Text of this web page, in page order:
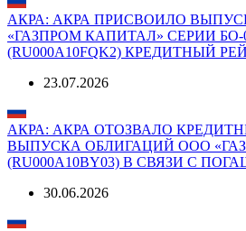
АКРА: АКРА ПРИСВОИЛО
«ГАЗПРОМ КАПИТАЛ» СЕРИИ БО-
(RU000A10FQK2) КРЕДИТНЫЙ
23.07.2026
АКРА: АКРА ОТОЗВАЛО
ВЫПУСКА ОБЛИГАЦИЙ ООО
(RU000A10BY03) В СВЯЗИ С
30.06.2026